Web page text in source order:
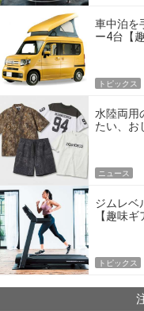
車中泊を
ー4台【
トピックス
水陸両用
たい、お
ニュース
ジムレベ
【趣味ギ
トピックス